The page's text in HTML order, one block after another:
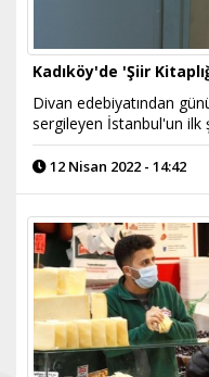
Kadıköy'de 'Şiir
​Divan edebiyatından
sergileyen İstanbul'un ilk
12 Nisan 2022 - 14:42